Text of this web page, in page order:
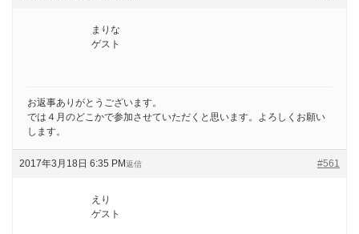
まりな
ゲスト
お返事ありがとうございます。
では４月のどこかで参加させていただくと思います。よろしくお願い
します。
2017年3月18日 6:35 PM #561
返信
えり
ゲスト